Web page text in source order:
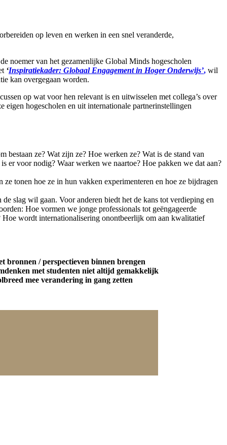
op leven en werken in een snel veranderde,
noemer van het gezamenlijke Global Minds hogescholen
‘Inspiratiekader: Globaal Engagement in Hoger Onderwijs’, wil
kan overgegaan worden.
op wat voor hen relevant is en uitwisselen met collega’s over
eigen hogescholen en uit internationale partnerinstellingen
ze? Wat zijn ze? Hoe werken ze? Wat is de stand van
er voor nodig? Waar werken we naartoe? Hoe pakken we dat aan?
tonen hoe ze in hun vakken experimenteren en hoe ze bijdragen
slag wil gaan. Voor anderen biedt het de kans tot verdieping en
Hoe vormen we jonge professionals tot geëngageerde
wordt internationalisering onontbeerlijk om aan kwalitatief
bronnen / perspectieven binnen brengen
met studenten niet altijd gemakkelijk
mee verandering in gang zetten